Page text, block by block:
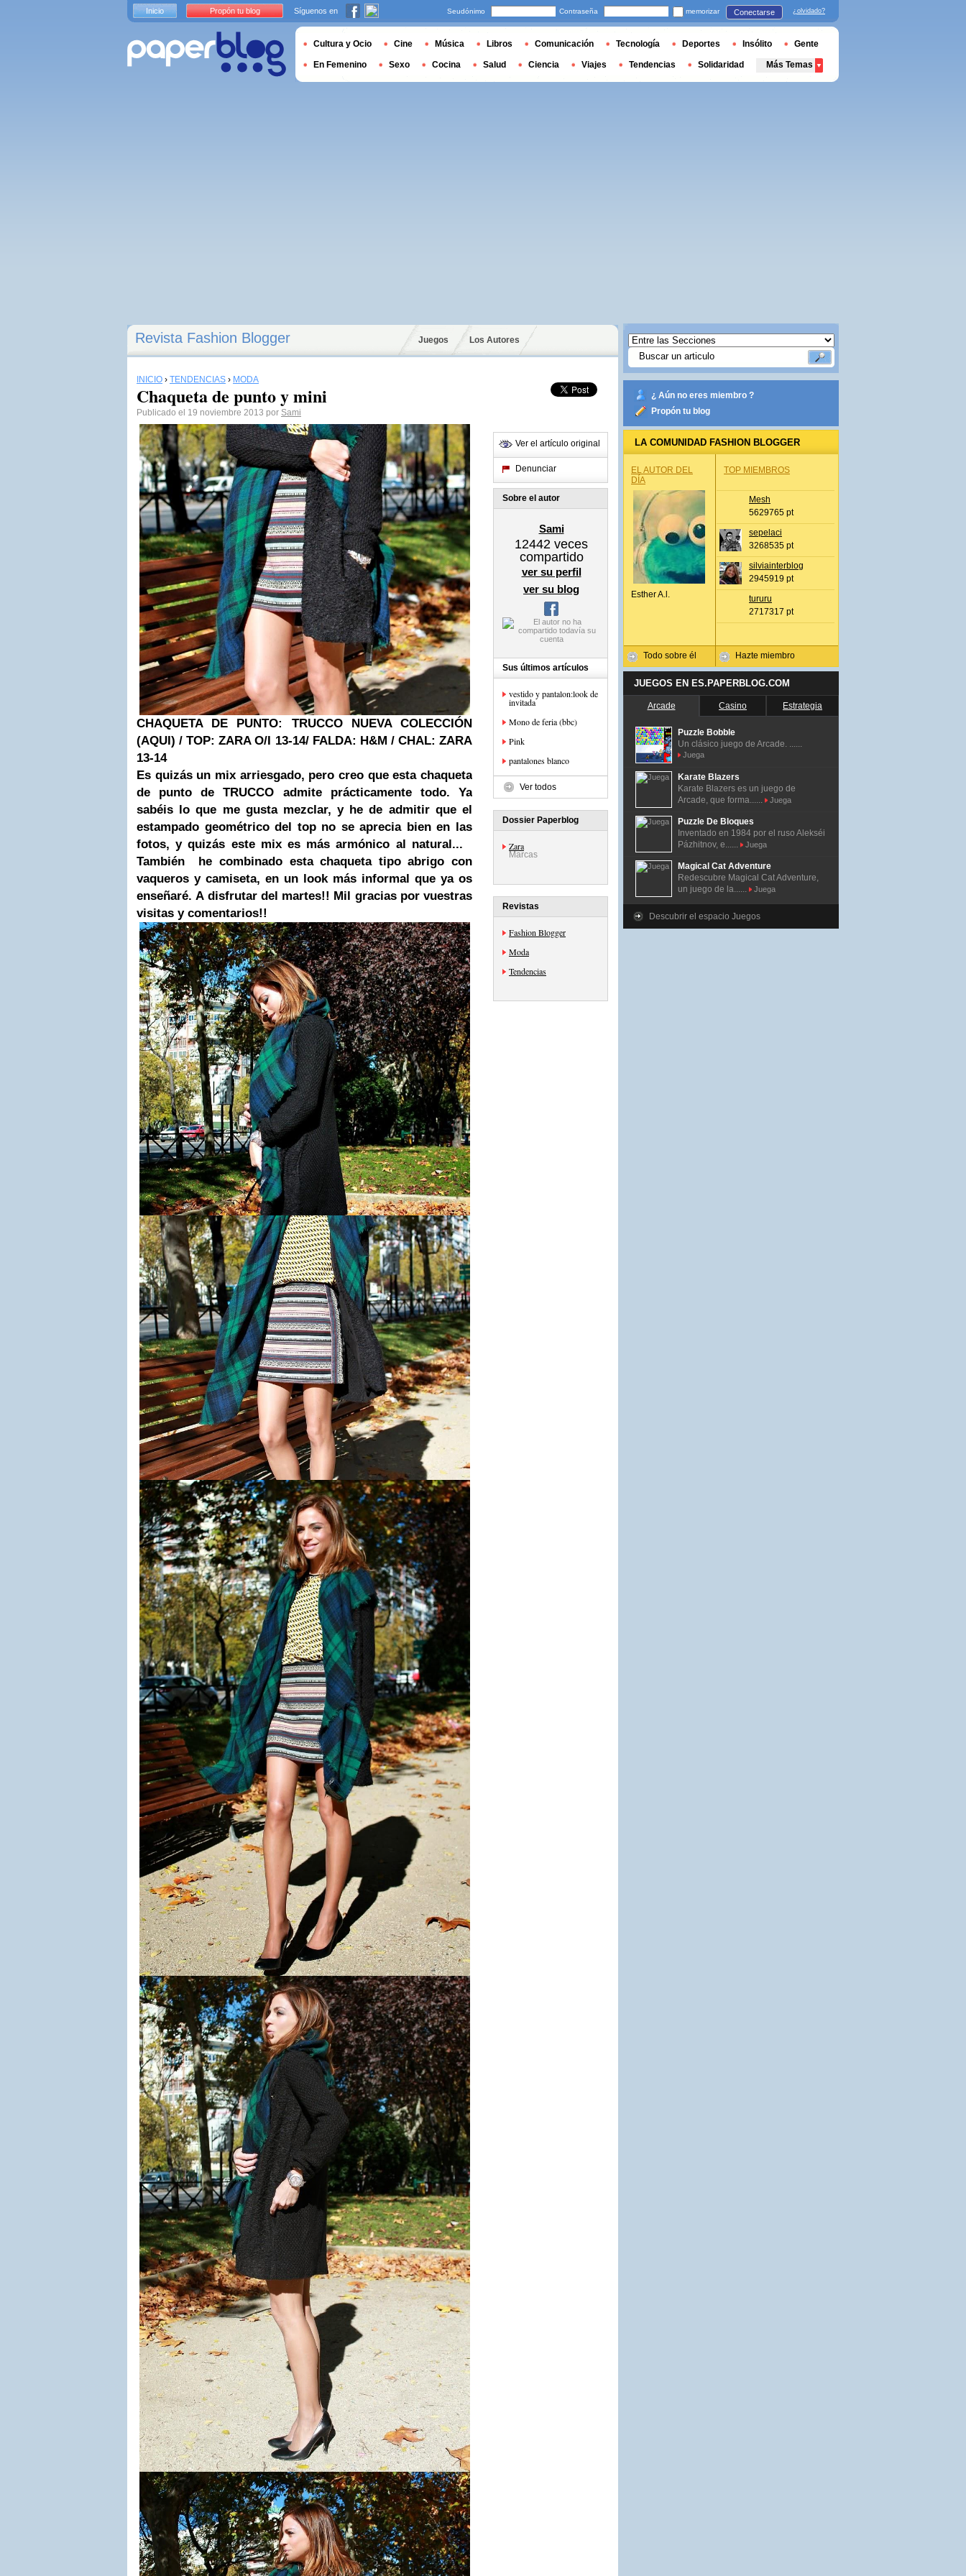
Revista Fashion Blogger Juegos Los Autores
INICIO › TENDENCIAS › MODA
Chaqueta de punto y mini
Publicado el 19 noviembre 2013 por Sami
CHAQUETA DE PUNTO: TRUCCO NUEVA COLECCIÓN
(AQUI) / TOP:ZARAO/I 13-14/ FALDA: H&M / CHAL: ZARA
13-14
Es quizás un mix arriesgado, pero creo que esta chaqueta
de punto de TRUCCO admite prácticamente todo. Ya
sabéis lo que me gusta mezclar, y he de admitir que el
estampado geométrico del top no se aprecia bien en las
fotos, y quizás este mix es más armónico al natural...
También he combinado esta chaqueta tipo abrigo con
vaqueros y camiseta, en un look más informal que ya os
enseñaré. A disfrutar del martes!! Mil gracias por vuestras
visitas y comentarios!!
Ver el artículo original
Denunciar
Sobre el autor
Sami
12442 veces
compartido
ver su perfil
ver su blog
Sus últimos artículos
vestido y pantalon:look de
invitada
Mono de feria (bbc)
Pink
pantalones blanco
Ver todos
Dossier Paperblog
Zara
Marcas
Revistas
Fashion Blogger
Moda
Tendencias
¿ Aún no eres miembro ?
Propón tu blog
LA COMUNIDAD FASHION BLOGGER
EL AUTOR DEL
DÍA
Esther A.l.
Todo sobre él
TOP MIEMBROS
Mesh
5629765 pt
sepelaci
3268535 pt
silviainterblog
2945919 pt
tururu
2717317 pt
Hazte miembro
JUEGOS EN ES.PAPERBLOG.COM
Arcade Casino Estrategia
Puzzle Bobble
Un clásico juego de Arcade. ......
Juega
Karate Blazers
Karate Blazers es un juego de
Arcade, que forma......
Juega
Puzzle De Bloques
Inventado en 1984 por el ruso Alekséi
Pázhitnov, e......
Juega
Magical Cat Adventure
Redescubre Magical Cat Adventure,
un juego de la......
Juega
Descubrir el espacio Juegos
Inicio Propón tu blog Síguenos en Seudónimo Contraseña memorizar Conectarse ¿olvidado?
Cultura y Ocio Cine Música Libros Comunicación Tecnología Deportes Insólito Gente
En Femenino Sexo Cocina Salud Ciencia Viajes Tendencias Solidaridad Más Temas